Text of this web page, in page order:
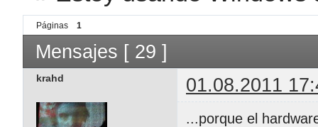
Páginas 1
Mensajes [ 29 ]
krahd 01.08.2011
...porque el